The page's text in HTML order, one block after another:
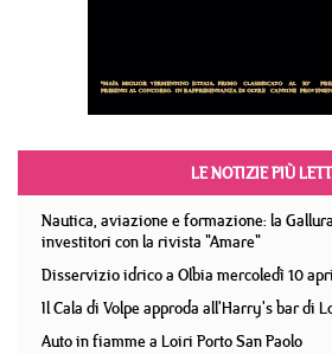
LE NOTIZIE PIÙ
Nautica, aviazione e formazione: la
investitori con la rivista "Amare"
Disservizio idrico a Olbia mercoledì 10
Il Cala di Volpe approda all'Harry's bar di
Auto in fiamme a Loiri Porto San Paolo